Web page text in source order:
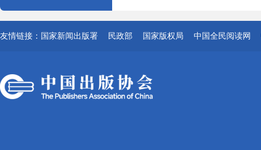
友情链接： 国家新闻出版署 民政部 国家版权局 中国全民阅读网